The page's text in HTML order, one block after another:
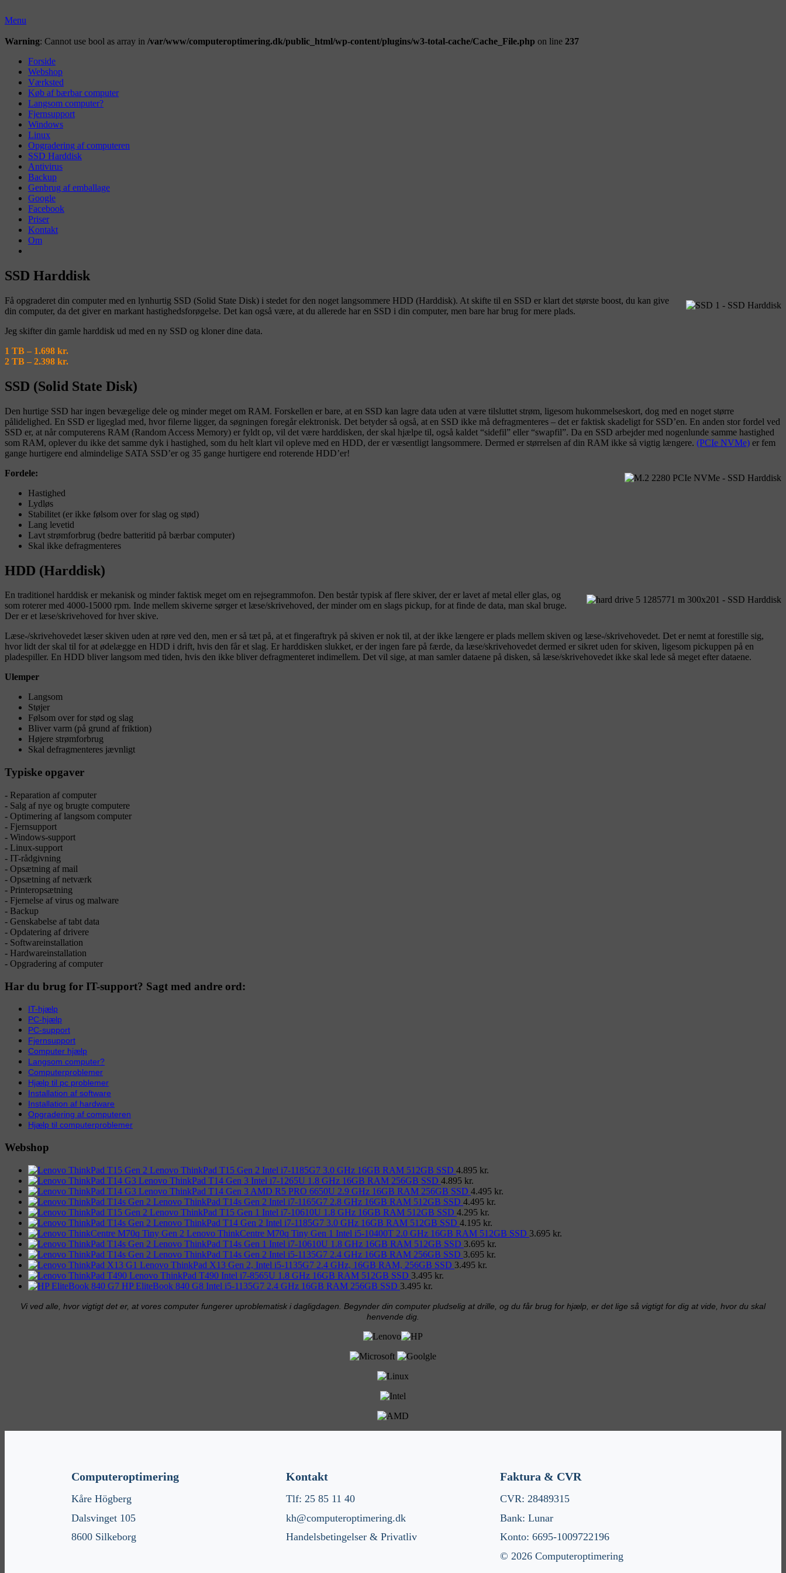
to
Menu
menu
Warning: Cannot use bool as array in /var/www/computeroptimering.dk/public_html/wp-content/plugins/w3-total-cache/Cache_File.php on line 237
Forside
Webshop
Værksted
Køb af bærbar computer
Langsom computer?
Fjernsupport
Windows
Linux
Opgradering af computeren
SSD Harddisk
Antivirus
Backup
Genbrug af emballage
Google
Facebook
Priser
Kontakt
Om
SSD Harddisk
Få opgraderet din computer med en lynhurtig SSD (Solid State Disk) i stedet for den noget langsommere HDD (Harddisk). At skifte til en SSD er klart det største boost, du kan give
din computer, da det giver en markant hastighedsforøgelse. Det kan også være, at du allerede har en SSD i din computer, men bare har brug for mere plads.
Jeg skifter din gamle harddisk ud med en ny SSD og kloner dine data.
1 TB – 1.698 kr.
2 TB – 2.398 kr.
SSD (Solid State Disk)
Den hurtige SSD har ingen bevægelige dele og minder meget om RAM. Forskellen er bare, at en SSD kan lagre data uden at være tilsluttet strøm, ligesom hukommelseskort, dog med en noget større
pålidelighed. En SSD er ligeglad med, hvor filerne ligger, da søgningen foregår elektronisk. Det betyder så også, at en SSD ikke må defragmenteres – det er faktisk skadeligt for SSD’en. En anden stor fordel ved
SSD er, at når computerens RAM (Random Access Memory) er fyldt op, vil det være harddisken, der skal hjælpe til, også kaldet “sidefil” eller “swapfil”. Da en SSD arbejder med nogenlunde samme hastighed
som RAM, oplever du ikke det samme dyk i hastighed, som du helt klart vil opleve med en HDD, der er væsentligt langsommere. Dermed er størrelsen af din RAM ikke så vigtig længere. (PCIe NVMe) er fem
gange hurtigere end almindelige SATA SSD’er og 35 gange hurtigere end roterende HDD’er!
Fordele:
Hastighed
Lydløs
Stabilitet (er ikke følsom over for slag og stød)
Lang levetid
Lavt strømforbrug (bedre batteritid på bærbar computer)
Skal ikke defragmenteres
HDD (Harddisk)
En traditionel harddisk er mekanisk og minder faktisk meget om en rejsegrammofon. Den består typisk af flere skiver, der er lavet af metal eller glas, og
som roterer med 4000-15000 rpm. Inde mellem skiverne sørger et læse/skrivehoved, der minder om en slags pickup, for at finde de data, man skal bruge.
Der er et læse/skrivehoved for hver skive.
Læse-/skrivehovedet læser skiven uden at røre ved den, men er så tæt på, at et fingeraftryk på skiven er nok til, at der ikke længere er plads mellem skiven og læse-/skrivehovedet. Det er nemt at forestille sig,
hvor lidt der skal til for at ødelægge en HDD i drift, hvis den får et slag. Er harddisken slukket, er der ingen fare på færde, da læse/skrivehovedet dermed er sikret uden for skiven, ligesom pickuppen på en
pladespiller. En HDD bliver langsom med tiden, hvis den ikke bliver defragmenteret indimellem. Det vil sige, at man samler dataene på disken, så læse/skrivehovedet ikke skal lede så meget efter dataene.
Ulemper
Langsom
Støjer
Følsom over for stød og slag
Bliver varm (på grund af friktion)
Højere strømforbrug
Skal defragmenteres jævnligt
Typiske opgaver
- Reparation af computer
- Salg af nye og brugte computere
- Optimering af langsom computer
- Fjernsupport
- Windows-support
- Linux-support
- IT-rådgivning
- Opsætning af mail
- Opsætning af netværk
- Printeropsætning
- Fjernelse af virus og malware
- Backup
- Genskabelse af tabt data
- Opdatering af drivere
- Softwareinstallation
- Hardwareinstallation
- Opgradering af computer
Har du brug for IT-support? Sagt med andre ord:
IT-hjælp
PC-hjælp
PC-support
Fjernsupport
Computer hjælp
Langsom computer?
Computerproblemer
Hjælp til pc problemer
Installation af software
Installation af hardware
Opgradering af computeren
Hjælp til computerproblemer
Webshop
Lenovo ThinkPad T15 Gen 2 Intel i7-1185G7 3.0 GHz 16GB RAM 512GB SSD 4.895 kr.
Lenovo ThinkPad T14 Gen 3 Intel i7-1265U 1.8 GHz 16GB RAM 256GB SSD 4.895 kr.
Lenovo ThinkPad T14 Gen 3 AMD R5 PRO 6650U 2.9 GHz 16GB RAM 256GB SSD 4.495 kr.
Lenovo ThinkPad T14s Gen 2 Intel i7-1165G7 2.8 GHz 16GB RAM 512GB SSD 4.495 kr.
Lenovo ThinkPad T15 Gen 1 Intel i7-10610U 1.8 GHz 16GB RAM 512GB SSD 4.295 kr.
Lenovo ThinkPad T14 Gen 2 Intel i7-1185G7 3.0 GHz 16GB RAM 512GB SSD 4.195 kr.
Lenovo ThinkCentre M70q Tiny Gen 1 Intel i5-10400T 2.0 GHz 16GB RAM 512GB SSD 3.695 kr.
Lenovo ThinkPad T14s Gen 1 Intel i7-10610U 1.8 GHz 16GB RAM 512GB SSD 3.695 kr.
Lenovo ThinkPad T14s Gen 2 Intel i5-1135G7 2.4 GHz 16GB RAM 256GB SSD 3.695 kr.
Lenovo ThinkPad X13 Gen 2, Intel i5-1135G7 2.4 GHz, 16GB RAM, 256GB SSD 3.495 kr.
Lenovo ThinkPad T490 Intel i7-8565U 1.8 GHz 16GB RAM 512GB SSD 3.495 kr.
HP EliteBook 840 G8 Intel i5-1135G7 2.4 GHz 16GB RAM 256GB SSD 3.495 kr.
Vi ved alle, hvor vigtigt det er, at vores computer fungerer uproblematisk i dagligdagen. Begynder din computer pludselig at drille, og du får brug for hjælp, er det lige så vigtigt for dig at vide, hvor du skal
henvende dig.
Computeroptimering
Kåre Högberg
Dalsvinget 105
8600 Silkeborg
Kontakt
Tlf: 25 85 11 40
kh@computeroptimering.dk
Handelsbetingelser & Privatliv
Faktura & CVR
CVR: 28489315
Bank: Lunar
Konto: 6695-1009722196
© 2026 Computeroptimering